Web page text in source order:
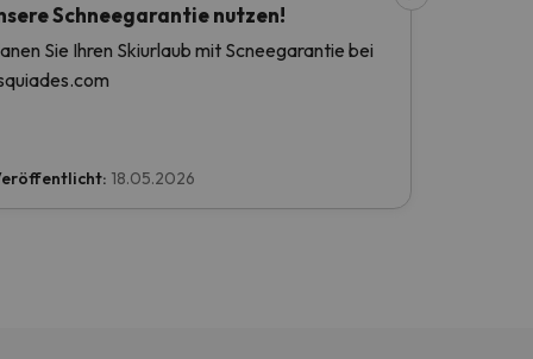
Schneegarantie nutzen!
Sie Ihren Skiurlaub mit Scneegarantie bei
18.05.2026